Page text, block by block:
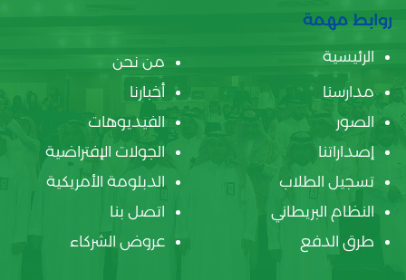
روابط مهمة
الرئيسية
من نحن
مدارسنا
أخبارنا
الصور
الفيديوهات
إصداراتنا
الجولات الإفتراضية
تسجيل الطلاب
الدبلومة الأمريكية
النظام البريطاني
اتصل بنا
طرق الدفع
عروض الشركاء